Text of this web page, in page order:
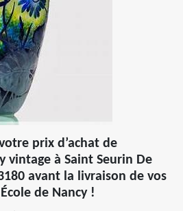
prix d’achat de
vintage à Saint Seurin De
avant la livraison de vos
de Nancy !